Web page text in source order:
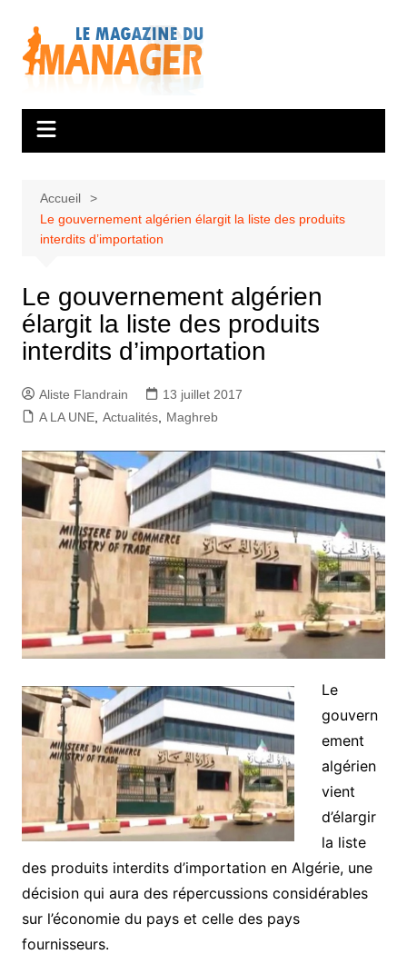
contenu
Accueil
Le gouvernement algérien élargit la liste des produits
interdits d’importation
Le gouvernement algérien
élargit la liste des produits
interdits d’importation
Aliste Flandrain
13 juillet 2017
A LA UNE, Actualités, Maghreb
Le
gouvern
ement
algérien
vient
d’élargir
la liste
des produits interdits d’importation en Algérie, une
décision qui aura des répercussions considérables
sur l’économie du pays et celle des pays
fournisseurs.